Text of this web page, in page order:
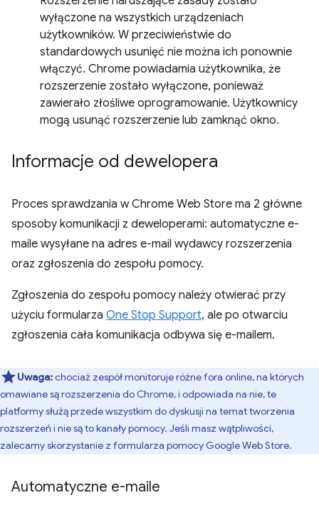
wyłączone na wszystkich urządzeniach
użytkowników. W przeciwieństwie do
standardowych usunięć nie można ich ponownie
włączyć. Chrome powiadamia użytkownika, że
rozszerzenie zostało wyłączone, ponieważ
zawierało złośliwe oprogramowanie. Użytkownicy
mogą usunąć rozszerzenie lub zamknąć okno.
Informacje od dewelopera
Proces sprawdzania w Chrome Web Store ma 2 główne
sposoby komunikacji z deweloperami: automatyczne e-
maile wysyłane na adres e-mail wydawcy rozszerzenia
oraz zgłoszenia do zespołu pomocy.
Zgłoszenia do zespołu pomocy należy otwierać przy
użyciu formularza One Stop Support, ale po otwarciu
zgłoszenia cała komunikacja odbywa się e-mailem.
Uwaga:chociaż zespół monitoruje różne fora online, na których
omawiane są rozszerzenia do Chrome, i odpowiada na nie, te
platformy służą przede wszystkim do dyskusji na temat tworzenia
rozszerzeń i nie są to kanały pomocy. Jeśli masz wątpliwości,
zalecamy skorzystanie z formularza pomocy Google Web Store.
Automatyczne e-maile